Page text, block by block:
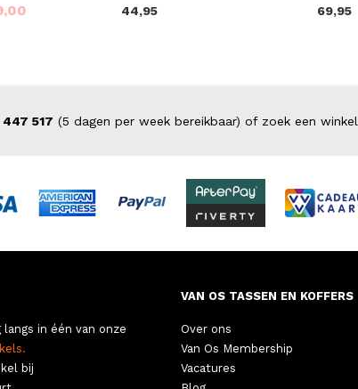
44,95 69,95
447 517 (5 dagen per week bereikbaar) of zoek een
langs in één van onze
bij
VAN OS TASSEN EN KOFFERS
Over ons
Van Os Membership
Vacatures